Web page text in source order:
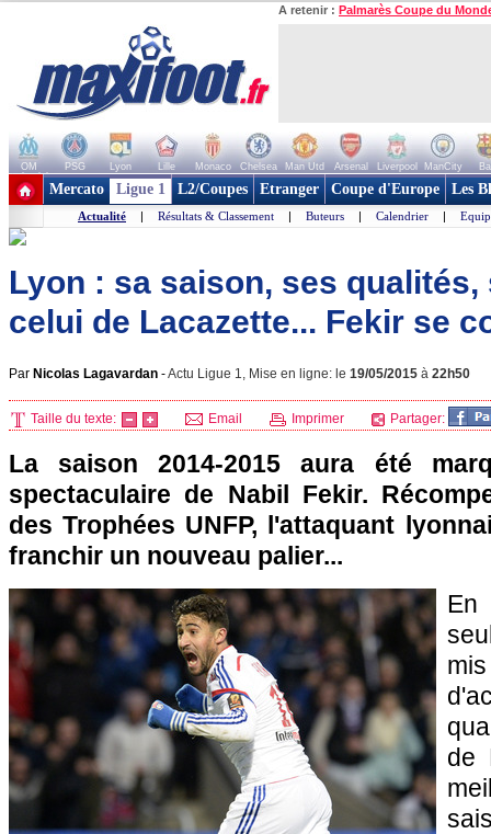
A retenir : Palmarès Coupe du
OM PSG Lyon Lille Monaco Chelsea Man Utd Arsenal Liverpool ManCity
+ de clubs
Mercato Ligue 1 L2/Coupes Etranger Coupe d'Europe Les
Actualité | Résultats & Classement | Buteurs | Calendrier |
Lyon : sa saison, ses qualités,
celui de Lacazette... Fekir se
Par Nicolas Lagavardan -Actu Ligue 1, Mise en ligne: le 19/05/2015 à 22h50
Taille du texte: Email Imprimer Partager:
La saison 2014-2015 aura été
spectaculaire de Nabil Fekir.
des Trophées UNFP, l'attaquant
franchir un nouveau palier...
de